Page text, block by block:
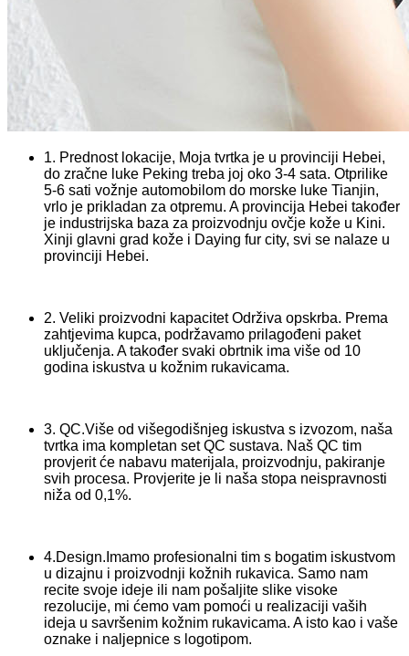
1. Prednost lokacije, Moja tvrtka je u provinciji Hebei,
do zračne luke Peking treba joj oko 3-4 sata. Otprilike
5-6 sati vožnje automobilom do morske luke Tianjin,
vrlo je prikladan za otpremu. A provincija Hebei također
je industrijska baza za proizvodnju ovčje kože u Kini.
Xinji glavni grad kože i Daying fur city, svi se nalaze u
provinciji Hebei.
2. Veliki proizvodni kapacitet Održiva opskrba. Prema
zahtjevima kupca, podržavamo prilagođeni paket
uključenja. A također svaki obrtnik ima više od 10
godina iskustva u kožnim rukavicama.
3. QC.Više od višegodišnjeg iskustva s izvozom, naša
tvrtka ima kompletan set QC sustava. Naš QC tim
provjerit će nabavu materijala, proizvodnju, pakiranje
svih procesa. Provjerite je li naša stopa neispravnosti
niža od 0,1%.
4.Design.Imamo profesionalni tim s bogatim iskustvom
u dizajnu i proizvodnji kožnih rukavica. Samo nam
recite svoje ideje ili nam pošaljite slike visoke
rezolucije, mi ćemo vam pomoći u realizaciji vaših
ideja u savršenim kožnim rukavicama. A isto kao i vaše
oznake i naljepnice s logotipom.